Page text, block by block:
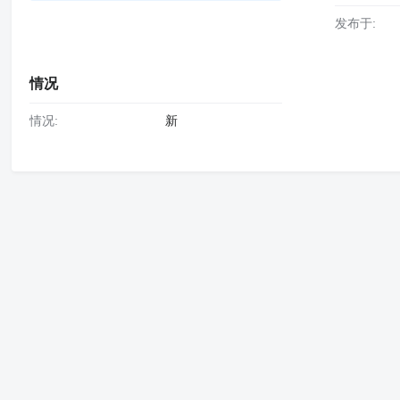
发布于:
情况
情况: 新